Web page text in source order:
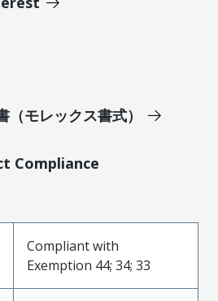
モレックス書式）
Compliance
Compliant with
Exemption 44; 34; 33